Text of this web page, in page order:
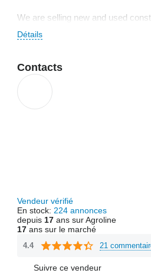
We are selling new and used
Détails
Contacts
Vendeur vérifié
En stock: 224 annonces
depuis 17ans sur Agroline
17ans sur le marché
4.4 21
Suivre ce vendeur